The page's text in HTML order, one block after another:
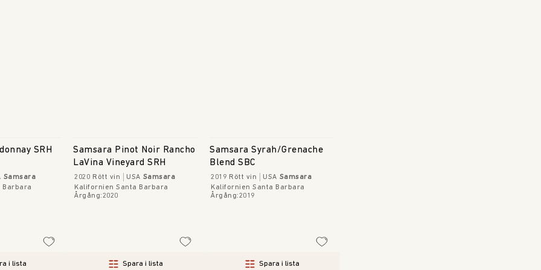
SRH
Samsara
Barbara
i lista
Samsara Pinot Noir Rancho
LaVina Vineyard SRH
2020 Rött vin USA Samsara
Kalifornien Santa Barbara
Årgång:2020
Spara i lista
Samsara Syrah/Grenache
Blend SBC
2019 Rött vin USA Samsara
Kalifornien Santa Barbara
Årgång:2019
Spara i lista